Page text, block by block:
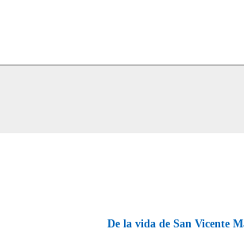
De la vida de San Vicente